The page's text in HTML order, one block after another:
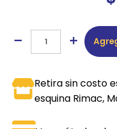
Retira sin costo
esquina Rimac,